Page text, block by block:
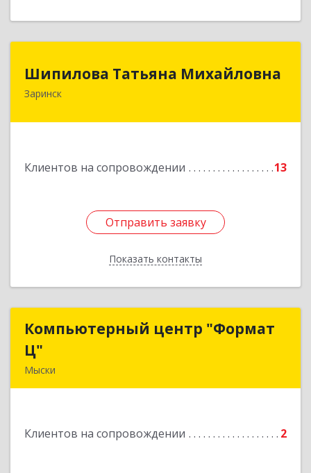
Шипилова Татьяна Михайловна
Заринск
Клиентов на сопровождении 13
Отправить заявку
Показать контакты
Шипилова Татьяна Михайловна
Отправить заявку
Назад
Компьютерный центр "Формат
Ц"
Мыски
Клиентов на сопровождении 2
Компьютерный центр "Формат
Подробнее